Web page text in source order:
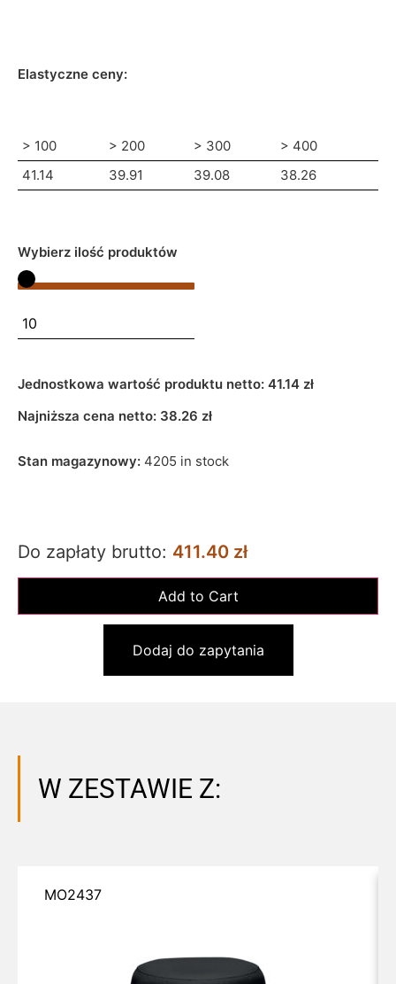
Elastyczne ceny:
> 100 > 200 > 300
> 400
41.14
39.91 39.08 38.26
Wybierz ilość produktów
Jednostkowa wartość produktu netto: 41.14 zł
Najniższa cena netto: 38.26 zł
Stan magazynowy: 4205 in stock
Do zapłaty brutto: 411.40 zł
Dodaj do zapytania
W ZESTAWIE Z:
MO2437